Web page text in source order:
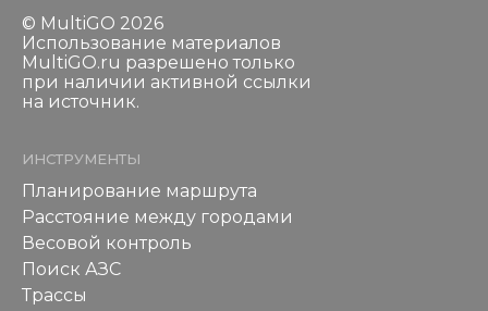
© MultiGO 2026
Использование материалов
MultiGO.ru разрешено только
при наличии активной ссылки
на источник.
ИНСТРУМЕНТЫ
Планирование маршрута
Расстояние между городами
Весовой контроль
Поиск АЗС
Трассы